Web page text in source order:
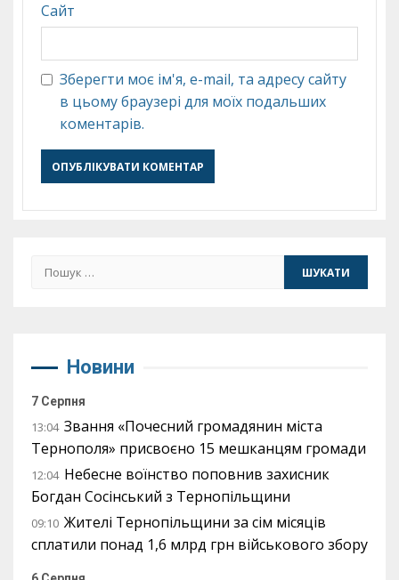
Сайт
Зберегти моє ім'я, e-mail, та адресу сайту
в цьому браузері для моїх подальших
коментарів.
Пошук:
Новини
7 Серпня
13:04 Звання «Почесний громадянин міста
Тернополя» присвоєно 15 мешканцям громади
12:04 Небесне воїнство поповнив захисник
Богдан Сосінський з Тернопільщини
09:10 Жителі Тернопільщини за сім місяців
сплатили понад 1,6 млрд грн військового збору